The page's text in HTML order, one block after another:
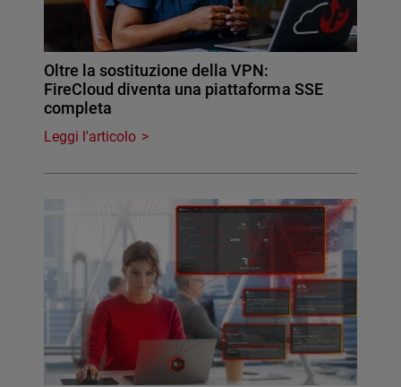
Oltre la sostituzione della VPN:
FireCloud diventa una piattaforma SSE
completa
Leggi l'articolo